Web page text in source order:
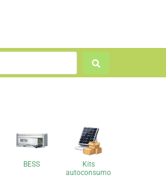
BESS
Kits
autoconsumo